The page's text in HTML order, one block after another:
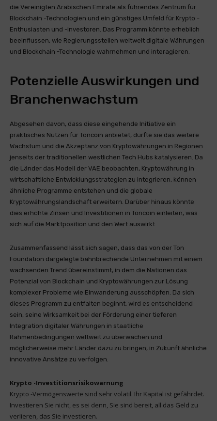
die Vereinigten Arabischen Emirate als führendes Zentrum für
Blockchain -Technologien und ein günstiges Umfeld für Krypto -
Enthusiasten und -investoren. Das Programm könnte erheblich
beeinflussen, wie Regierungsstellen weltweit digitale Währungen
und Blockchain -Technologie wahrnehmen und interagieren.
Potenzielle Auswirkungen und
Branchenwachstum
Abgesehen davon, dass diese eingehende Initiative ein
praktisches Nutzen für Toncoin anbietet, dürfte sie das weitere
Wachstum und die Akzeptanz von Kryptowährungen in Regionen
jenseits der traditionellen westlichen Tech Hubs katalysieren. Da
die Länder das Modell der VAE beobachten, Kryptowährung in
wirtschaftliche Entwicklungsstrategien zu integrieren, können
ähnliche Programme entstehen und die globale
Kryptowährungslandschaft erweitern. Darüber hinaus könnte
dies erhöhte Zinsen und Investitionen in Toncoin einleiten, was
sich auf die Marktposition und den Wert auswirkt.
Zusammenfassend lässt sich sagen, dass das von der Ton
Foundation dargelegte bahnbrechende Unternehmen mit einem
wachsenden Trend übereinstimmt, in dem die Nationen das
Potenzial von Blockchain und Kryptowährungen zur Lösung
komplexer Probleme wie Einwanderung ausschöpfen. Da sich
dieses Programm zu entfalten beginnt, wird es entscheidend
sein, seine Wirksamkeit bei der Förderung einer tieferen
Integration digitaler Währungen in staatliche
Rahmenbedingungen weltweit zu überwachen und
möglicherweise mehr Länder dazu zu bringen, in Zukunft ähnliche
innovative Ansätze zu verfolgen.
Krypto -Investitionsrisikowarnung
Krypto -Vermögenswerte sind sehr volatil. Ihr Kapital ist gefährdet.
Investieren Sie nicht, es sei denn, Sie sind bereit, all das Geld zu
verlieren, das Sie investieren.